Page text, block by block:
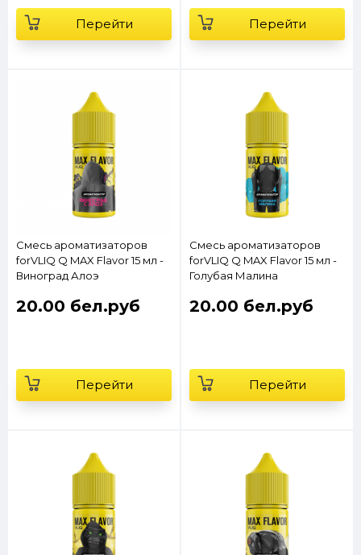
Перейти Перейти
Смесь ароматизаторов
forVLIQ Q MAX Flavor 15 мл -
Виноград Алоэ
20.00 бел.руб
Перейти
Смесь ароматизаторов
forVLIQ Q MAX Flavor 15 мл -
Голубая Малина
20.00 бел.руб
Перейти